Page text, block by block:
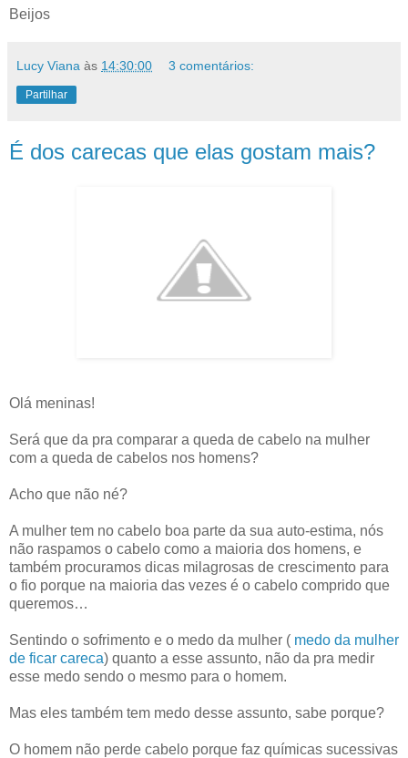
Beijos
Lucy Viana às 14:30:00 3 comentários:
Partilhar
É dos carecas que elas gostam mais?
Olá meninas!
Será que da pra comparar a queda de cabelo na mulher
com a queda de cabelos nos homens?
Acho que não né?
A mulher tem no cabelo boa parte da sua auto-estima, nós
não raspamos o cabelo como a maioria dos homens, e
também procuramos dicas milagrosas de crescimento para
o fio porque na maioria das vezes é o cabelo comprido que
queremos…
Sentindo o sofrimento e o medo da mulher ( medo da mulher
de ficar careca) quanto a esse assunto, não da pra medir
esse medo sendo o mesmo para o homem.
Mas eles também tem medo desse assunto, sabe porque?
O homem não perde cabelo porque faz químicas sucessivas